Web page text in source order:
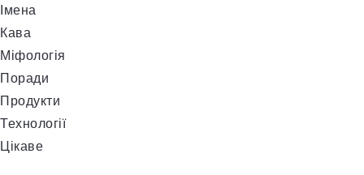
Імена
Кава
Міфологія
Поради
Продукти
Технології
Цікаве